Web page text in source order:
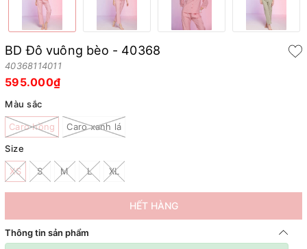
BD Đô vuông bèo - 40368
40368114011
595.000₫
Màu sắc
Caro hồng
Caro xanh lá
Size
XS S M L XL
HẾT HÀNG
Thông tin sản phẩm